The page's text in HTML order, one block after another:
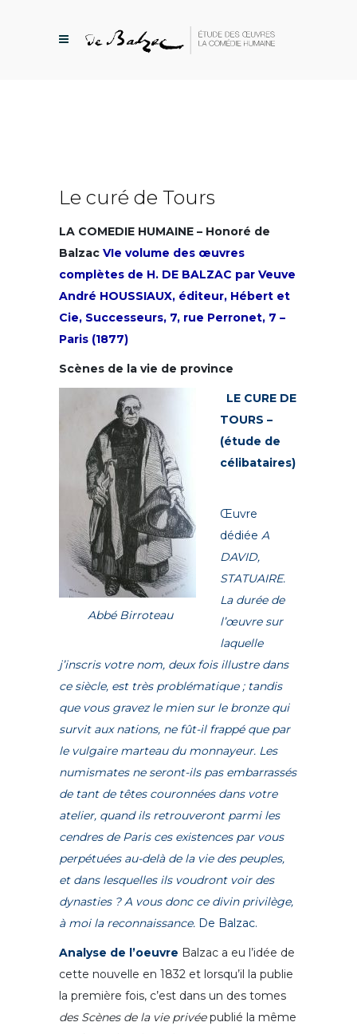
Le curé de Tours
LA COMEDIE HUMAINE – Honoré de
Balzac VIe volume des œuvres
complètes de H. DE BALZAC par Veuve
André HOUSSIAUX, éditeur, Hébert et
Cie, Successeurs, 7, rue Perronet, 7 –
Paris (1877)
Scènes de la vie de province
Abbé Birroteau
LE CURE DE
TOURS –
(étude de
célibataires)
Œuvre
dédiée A
DAVID,
STATUAIRE.
La durée de
l’œuvre sur
laquelle
j’inscris votre nom, deux fois illustre dans
ce siècle, est très problématique ; tandis
que vous gravez le mien sur le bronze qui
survit aux nations, ne fût-il frappé que par
le vulgaire marteau du monnayeur. Les
numismates ne seront-ils pas embarrassés
de tant de têtes couronnées dans votre
atelier, quand ils retrouveront parmi les
cendres de Paris ces existences par vous
perpétuées au-delà de la vie des peuples,
et dans lesquelles ils voudront voir des
dynasties ? A vous donc ce divin privilège,
à moi la reconnaissance. De Balzac.
Analyse de l’oeuvre Balzac a eu l’idée de
cette nouvelle en 1832 et lorsqu’il la publie
la première fois, c’est dans un des tomes
des Scènes de la vie privéepublié la même